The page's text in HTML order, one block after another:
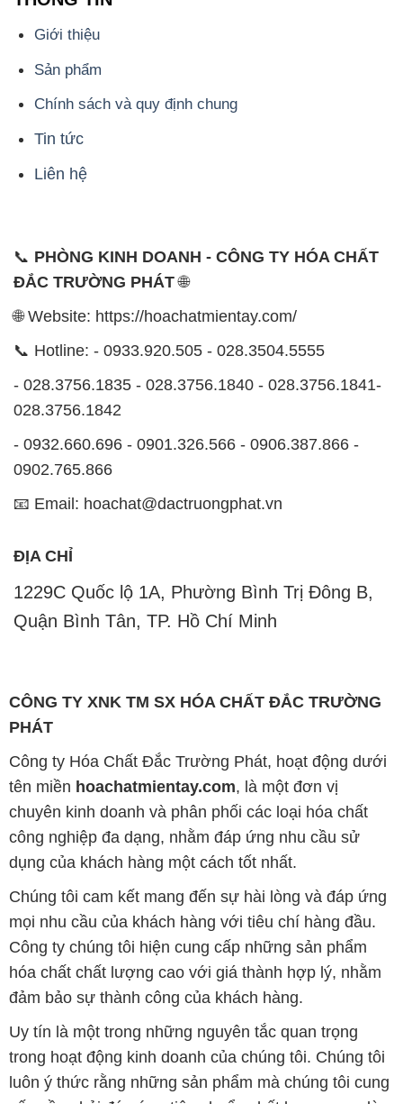
Giới thiệu
Sản phẩm
Chính sách và quy định chung
Tin tức
Liên hệ
📞 PHÒNG KINH DOANH - CÔNG TY HÓA CHẤT
ĐẮC TRƯỜNG PHÁT🌐
🌐 Website: https://hoachatmientay.com/
📞 Hotline: - 0933.920.505 - 028.3504.5555
- 028.3756.1835 - 028.3756.1840 - 028.3756.1841-
028.3756.1842
- 0932.660.696 - 0901.326.566 - 0906.387.866 -
0902.765.866
📧 Email: hoachat@dactruongphat.vn
ĐỊA CHỈ
1229C Quốc lộ 1A, Phường Bình Trị Đông B,
Quận Bình Tân, TP. Hồ Chí Minh
CÔNG TY XNK TM SX HÓA CHẤT ĐẮC TRƯỜNG
PHÁT
Công ty Hóa Chất Đắc Trường Phát, hoạt động dưới
tên miền hoachatmientay.com, là một đơn vị
chuyên kinh doanh và phân phối các loại hóa chất
công nghiệp đa dạng, nhằm đáp ứng nhu cầu sử
dụng của khách hàng một cách tốt nhất.
Chúng tôi cam kết mang đến sự hài lòng và đáp ứng
mọi nhu cầu của khách hàng với tiêu chí hàng đầu.
Công ty chúng tôi hiện cung cấp những sản phẩm
hóa chất chất lượng cao với giá thành hợp lý, nhằm
đảm bảo sự thành công của khách hàng.
Uy tín là một trong những nguyên tắc quan trọng
trong hoạt động kinh doanh của chúng tôi. Chúng tôi
luôn ý thức rằng những sản phẩm mà chúng tôi cung